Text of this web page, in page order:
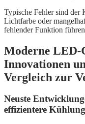
Typische Fehler sind der
Lichtfarbe oder
fehlender Funktion
Moderne LED-
Innovationen
Vergleich zur
Neuste
effizientere